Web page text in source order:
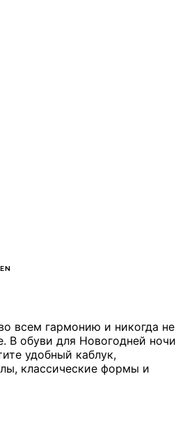
всем гармонию и никогда не
В обуви для Новогодней ночи
удобный каблук,
классические формы и